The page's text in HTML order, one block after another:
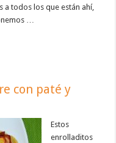
a todos los que están ahí,
…
con paté y
Estos
enrolladitos